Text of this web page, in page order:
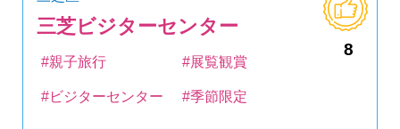
三芝ビジターセンター
8
#親子旅行 #展覧観賞
#ビジターセンター #季節限定